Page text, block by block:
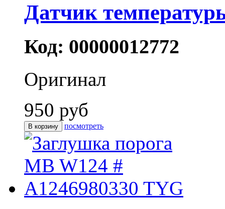
Датчик
Код: 00000012772
Оригинал
950 руб
посмотреть